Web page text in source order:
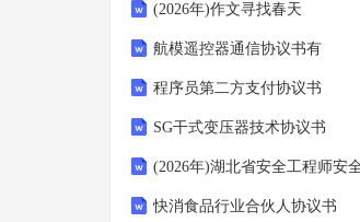
(2026年)作文寻找春天
航模遥控器通信协议书有
程序员第二方支付协议书
SG干式变压器技术协议书
快消食品行业合伙人协议书